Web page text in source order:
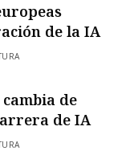
de la IA
de
de IA